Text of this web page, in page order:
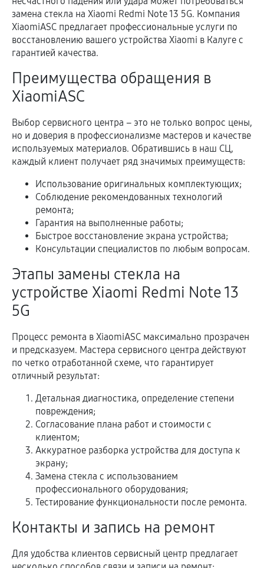
замена стекла на Xiaomi Redmi Note 13 5G. Компания
XiaomiASC предлагает профессиональные услуги по
восстановлению вашего устройства Xiaomi в Калуге с
гарантией качества.
Преимущества обращения в
XiaomiASC
Выбор сервисного центра – это не только вопрос цены,
но и доверия в профессионализме мастеров и качестве
используемых материалов. Обратившись в наш СЦ,
каждый клиент получает ряд значимых преимуществ:
Использование оригинальных комплектующих;
Соблюдение рекомендованных технологий
ремонта;
Гарантия на выполненные работы;
Быстрое восстановление экрана устройства;
Консультации специалистов по любым вопросам.
Этапы замены стекла на
устройстве Xiaomi Redmi Note 13
5G
Процесс ремонта в XiaomiASC максимально прозрачен
и предсказуем. Мастера сервисного центра действуют
по четко отработанной схеме, что гарантирует
отличный результат:
Детальная диагностика, определение степени
повреждения;
Согласование плана работ и стоимости с
клиентом;
Аккуратное разборка устройства для доступа к
экрану;
Замена стекла с использованием
профессионального оборудования;
Тестирование функциональности после ремонта.
Контакты и запись на ремонт
Для удобства клиентов сервисный центр предлагает